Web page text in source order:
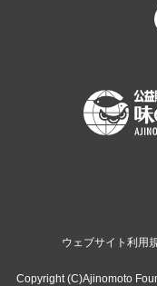
ウェブサイト利用
Copyright (C)Ajinomoto